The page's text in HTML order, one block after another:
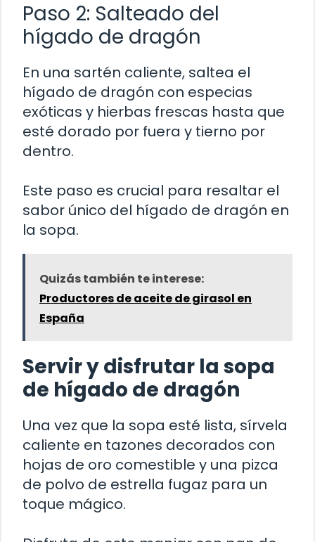
Paso 2: Salteado del
hígado de dragón
En una sartén caliente, saltea el
hígado de dragón con especias
exóticas y hierbas frescas hasta que
esté dorado por fuera y tierno por
dentro.
Este paso es crucial para resaltar el
sabor único del hígado de dragón en
la sopa.
Quizás también te interese:
Productores de aceite de girasol en
España
Servir y disfrutar la sopa
de hígado de dragón
Una vez que la sopa esté lista, sírvela
caliente en tazones decorados con
hojas de oro comestible y una pizca
de polvo de estrella fugaz para un
toque mágico.